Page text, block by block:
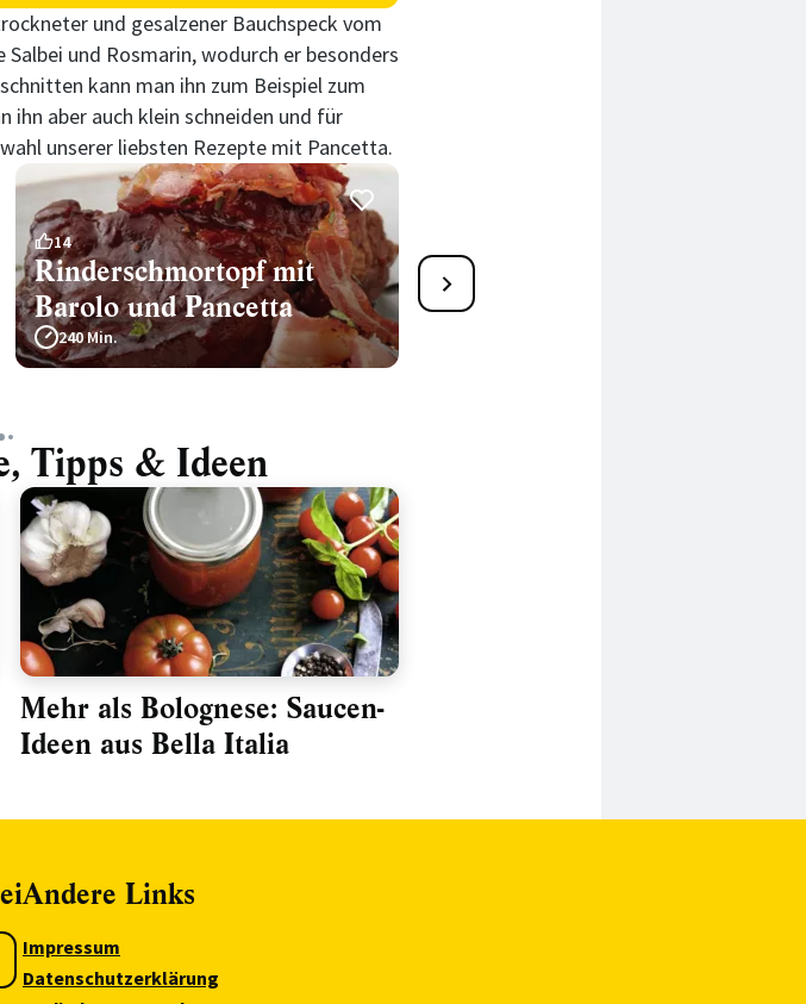
und gesalzener Bauchspeck vom
und Rosmarin, wodurch er besonders
kann man ihn zum Beispiel zum
ihn aber auch klein schneiden und für
unserer liebsten Rezepte mit Pancetta.
14
Rinderschmortopf mit
Barolo und Pancetta
240 Min.
Fenchelsalat mit
Nusskrokant, Apfel- und
5
Tipps & Ideen
Mehr als Bolognese: Saucen-
Ideen aus Bella Italia
Andere Links
Impressum
Datenschutzerklärung